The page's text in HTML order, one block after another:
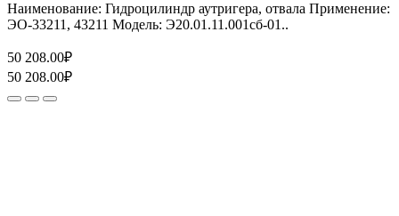
Наименование: Гидроцилиндр аутригера, отвала Применение:
ЭО-33211, 43211 Модель: Э20.01.11.001сб-01..
50 208.00₽
50 208.00₽